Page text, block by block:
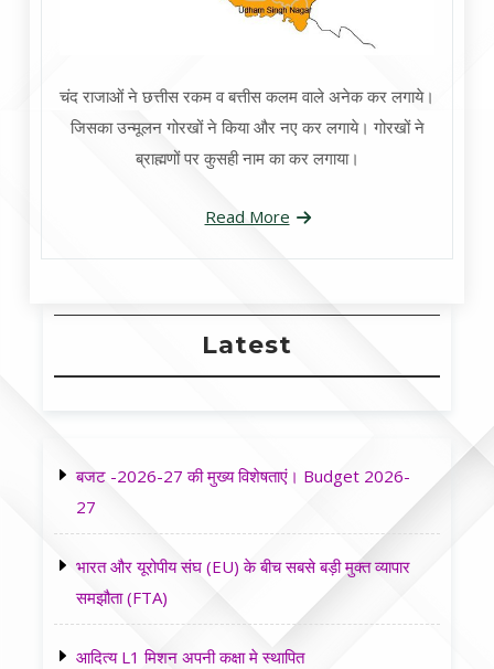
चंद राजाओं ने छत्तीस रकम व बत्तीस कलम वाले अनेक कर लगाये।
जिसका उन्मूलन गोरखों ने किया और नए कर लगाये। गोरखों ने
ब्राह्मणों पर कुसही नाम का कर लगाया।
Read More
Latest
बजट -2026-27 की मुख्य विशेषताएं। Budget 2026-
27
भारत और यूरोपीय संघ (EU) के बीच सबसे बड़ी मुक्त व्यापार
समझौता (FTA)
आदित्य L1 मिशन अपनी कक्षा मे स्थापित